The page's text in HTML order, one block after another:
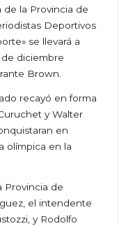
de la Provincia de
Deportivos
se llevará a
diciembre
Brown.
recayó en forma
y Walter
en
olímpica en la
Provincia de
el intendente
y Rodolfo